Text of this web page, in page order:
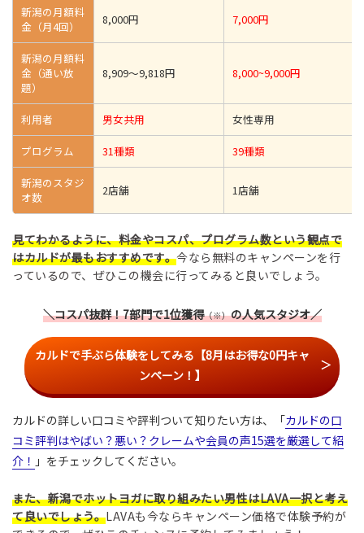
新潟の月額料
金（月4回）
8,000円 7,000円
新潟の月額料
金（通い放
題）
8,909～9,818円 8,000~9,000円
利用者 男女共用 女性専用
プログラム 31種類 39種類
新潟のスタジ
オ数
2店舗 1店舗
見てわかるように、料金やコスパ、プログラム数という観点で
はカルドが最もおすすめです。今なら無料のキャンペーンを行
っているので、ぜひこの機会に行ってみると良いでしょう。
＼コスパ抜群！7部門で1位獲得（※）の人気スタジオ／
カルドで手ぶら体験をしてみる【8月はお得な0円キャ
ンペーン！】
カルドの詳しい口コミや評判ついて知りたい方は、「カルドの口
コミ評判はやばい？悪い？クレームや会員の声15選を厳選して紹
介！ 」をチェックしてください。
また、新潟でホットヨガに取り組みたい男性はLAVA一択と考え
て良いでしょう。LAVAも今ならキャンペーン価格で体験予約が